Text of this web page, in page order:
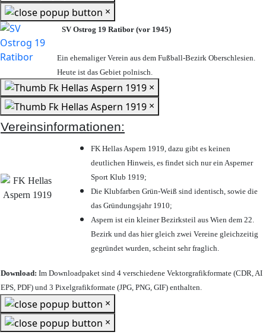
×
SV Ostrog 19 Ratibor (vor 1945)
Ein ehemaliger Verein aus dem Fußball-Bezirk Oberschlesien.
Heute ist das Gebiet polnisch.
×
×
Vereinsinformationen:
FK Hellas Aspern 1919, dazu gibt es keinen
deutlichen Hinweis, es findet sich nur ein Asperner
Sport Klub 1919;
Die Klubfarben Grün-Weiß sind identisch, sowie die
das Gründungsjahr 1910;
Aspern ist ein kleiner Bezirksteil aus Wien dem 22.
Bezirk und das hier gleich zwei Vereine gleichzeitig
gegründet wurden, scheint sehr fraglich.
Download: Im Downloadpaket sind 4 verschiedene Vektorgrafikformate (CDR, AI
EPS, PDF) und 3 Pixelgrafikformate (JPG, PNG, GIF) enthalten.
×
×